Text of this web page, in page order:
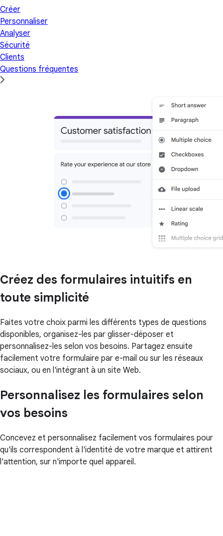
Créer
Personnaliser
Analyser
Sécurité
Clients
Questions fréquentes
Créez des formulaires intuitifs en
toute simplicité
Faites votre choix parmi les différents types de questions
disponibles, organisez-les par glisser-déposer et
personnalisez-les selon vos besoins. Partagez ensuite
facilement votre formulaire par e-mail ou sur les réseaux
sociaux, ou en l'intégrant à un site Web.
Personnalisez les formulaires selon
vos besoins
Concevez et personnalisez facilement vos formulaires pour
qu'ils correspondent à l'identité de votre marque et attirent
l'attention, sur n'importe quel appareil.